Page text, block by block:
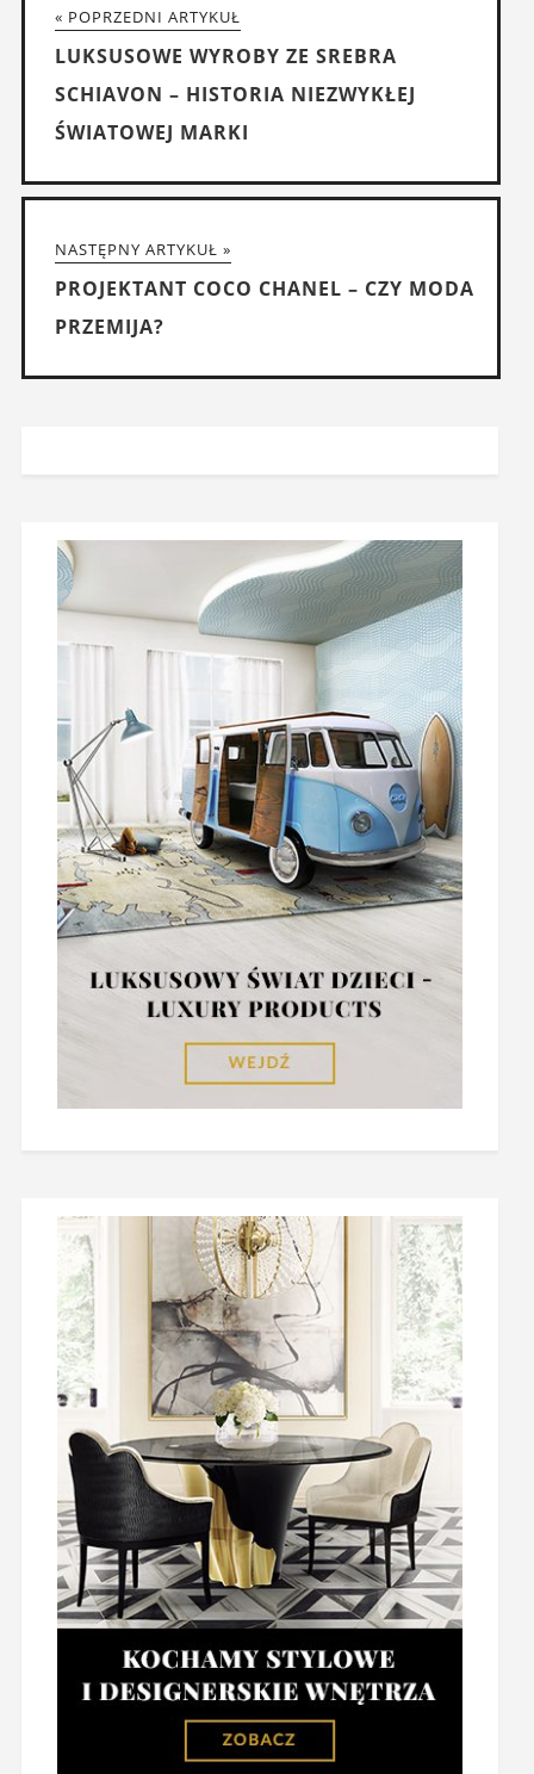
« POPRZEDNI ARTYKUŁ
LUKSUSOWE WYROBY ZE SREBRA
SCHIAVON – HISTORIA NIEZWYKŁEJ
ŚWIATOWEJ MARKI
NASTĘPNY ARTYKUŁ »
PROJEKTANT COCO CHANEL – CZY MODA
PRZEMIJA?